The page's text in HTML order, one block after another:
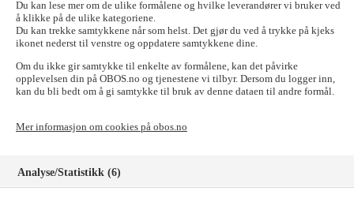
Skal du til OBOS-banken, Tryg Forsikring for
OBOS-medlemmer, Styrerommet eller Vibbo?
Det går fint! Tilgangen til disse nettstedene er ikke påvirket.
Logg inn i nettbanken for bedriftskunder
Signeringsportalen
Logg inn på Styrerommet
Logg inn på Vibbo
Du kan lese mer om de ulike formålene og hvilke leverandører vi bruker ved
å klikke på de ulike kategoriene.
Du kan trekke samtykkene når som helst. Det gjør du ved å trykke på kjeks
ikonet nederst til venstre og oppdatere samtykkene dine.
Om du ikke gir samtykke til enkelte av formålene, kan det påvirke
opplevelsen din på OBOS.no og tjenestene vi tilbyr. Dersom du logger inn,
kan du bli bedt om å gi samtykke til bruk av denne dataen til andre formål.
Mer informasjon om cookies på obos.no
Analyse/Statistikk (6)